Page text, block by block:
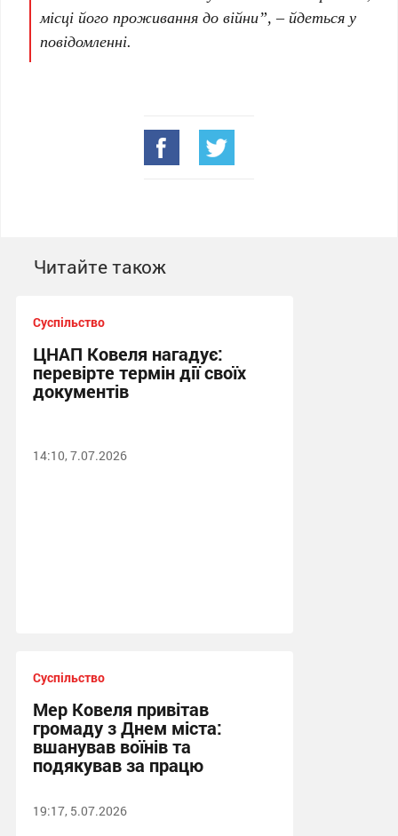
місці його проживання до війни”, – йдеться у
повідомленні.
Читайте також
Суспільство
ЦНАП Ковеля нагадує:
перевірте термін дії своїх
документів
14:10, 7.07.2026
Суспільство
Мер Ковеля привітав
громаду з Днем міста:
вшанував воїнів та
подякував за працю
19:17, 5.07.2026